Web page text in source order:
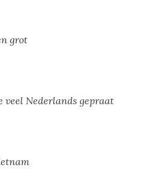
grot
veel Nederlands gepraat